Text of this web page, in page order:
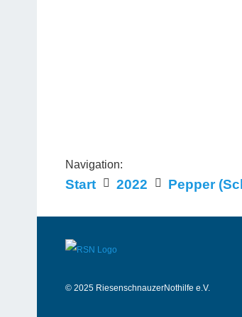
Navigation:
Start 2022 Pepper
© 2025 RiesenschnauzerNothilfe e.V.